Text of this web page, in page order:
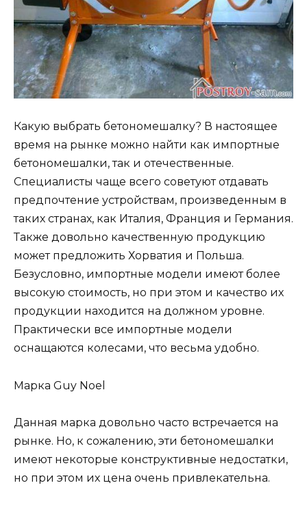
Какую выбрать бетономешалку? В настоящее
время на рынке можно найти как импортные
бетономешалки, так и отечественные.
Специалисты чаще всего советуют отдавать
предпочтение устройствам, произведенным в
таких странах, как Италия, Франция и Германия.
Также довольно качественную продукцию
может предложить Хорватия и Польша.
Безусловно, импортные модели имеют более
высокую стоимость, но при этом и качество их
продукции находится на должном уровне.
Практически все импортные модели
оснащаются колесами, что весьма удобно.
Марка Guy Noel
Данная марка довольно часто встречается на
рынке. Но, к сожалению, эти бетономешалки
имеют некоторые конструктивные недостатки,
но при этом их цена очень привлекательна.